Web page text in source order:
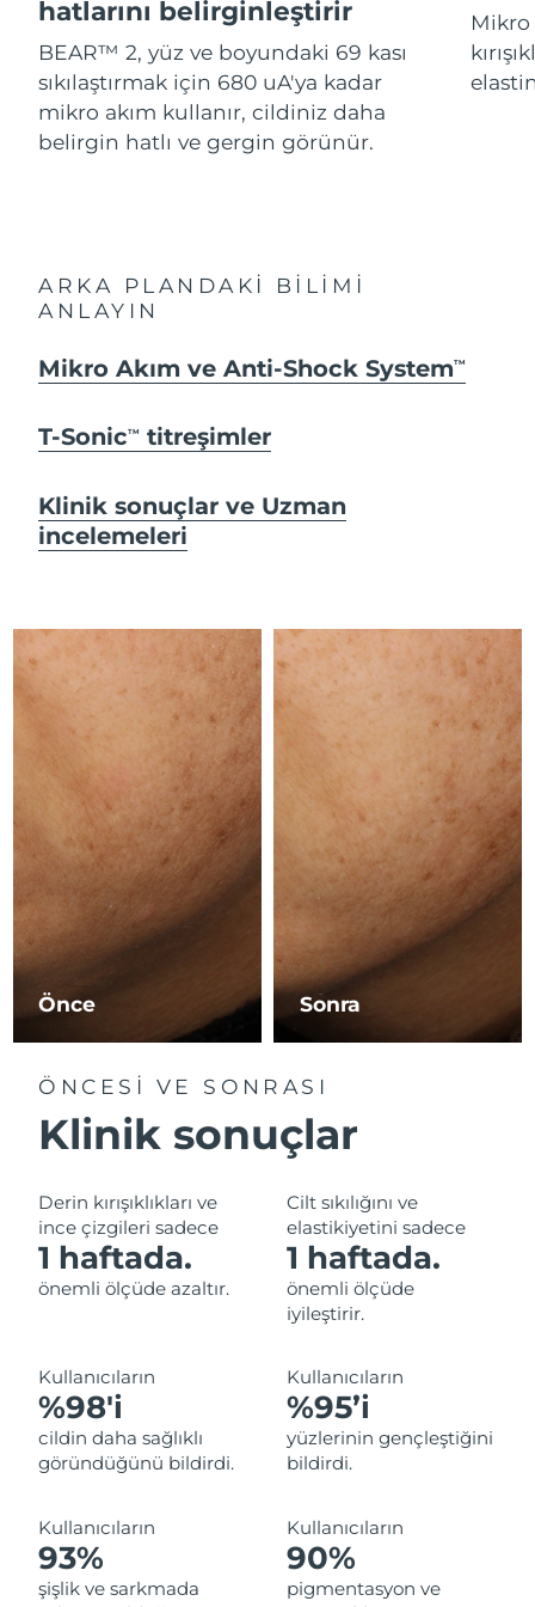
hatlarını belirginleştirir
BEAR™ 2, yüz ve boyundaki 69 kası
sıkılaştırmak için 680 uA'ya kadar
mikro akım kullanır, cildiniz daha
belirgin hatlı ve gergin görünür.
Mikro
ARKA PLANDAKİ BİLİMİ
ANLAYIN
Mikro Akım ve Anti-Shock SystemTM
T-SonicTM titreşimler
Klinik sonuçlar ve Uzman
incelemeleri
Önce Sonra
ÖNCESİ VE SONRASI
Klinik sonuçlar
Derin kırışıklıkları ve
ince çizgileri sadece
1 haftada.
önemli ölçüde azaltır.
Cilt sıkılığını ve
elastikiyetini sadece
1 haftada.
önemli ölçüde
iyileştirir.
Kullanıcıların
%98'i
cildin daha sağlıklı
göründüğünü bildirdi.
Kullanıcıların
%95’i
yüzlerinin gençleştiğini
bildirdi.
Kullanıcıların
93%
şişlik ve sarkmada
Kullanıcıların
90%
pigmentasyon ve
For healthy hair
18% PAP
FOREO APP
İsrail Tahmini teslim tarihi 8/16/26
İtalya Tahmini teslim tarihi 8/12/26
Japonya Tahmini teslim tarihi
Kuveyt
Letonya Tahmini teslim tarihi8/12/26
Lübnan
Lüksemburg
Malezya Tahmini teslim tarihi8/15/26
Malta Tahmini teslim tarihi 8/12/26
Meksika Tahmini teslim tarihi 8/16/26
Monako Tahmini teslim tarihi 8/13/26
Hollanda Tahmini teslim tarihi 8/12/26
Yeni Zelanda Tahmini teslim tarihi8/12/26
Norveç Tahmini teslim tarihi
Umman Tahmini teslim tarihi8/15/26
Filipinler Tahmini teslim tarihi
Polonya Tahmini teslim tarihi
Portekiz Tahmini teslim tarihi
Porto Riko Tahmini teslim tarihi8/14/26
Tahmini teslim tarihi
Reunion Tahmini teslim tarihi
Romanya Tahmini teslim tarihi8/12/26
Suudi Arabistan Tahmini teslim tarihi
Singapur Tahmini teslim tarihi8/14/26